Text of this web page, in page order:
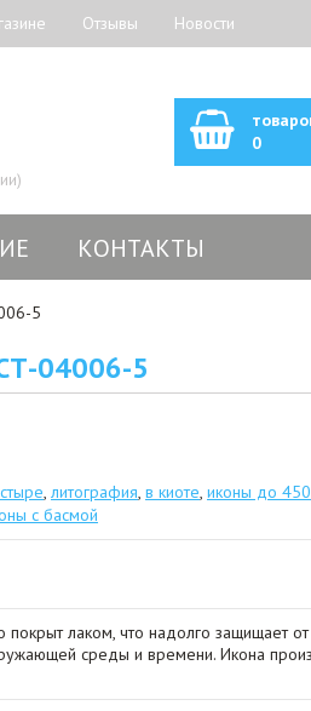
Отзывы Новости
0
КОНТАКТЫ
5
04006-5
, литография, в киоте, иконы до
с басмой
покрыт лаком, что надолго защищает
среды и времени. Икона